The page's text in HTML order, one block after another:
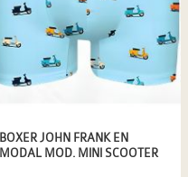
BOXER JOHN FRANK EN
MODAL MOD. MINI SCOOTER